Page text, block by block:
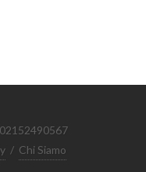
/ Chi Siamo